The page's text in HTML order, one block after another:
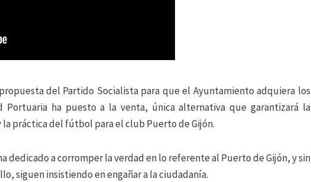
del Partido Socialista para que el Ayuntamiento adquiera los
ha puesto a la venta, única alternativa que garantizará la
práctica del fútbol para el club Puerto de Gijón.
dedicado a corromper la verdad en lo referente al Puerto de Gijón, y sin
siguen insistiendo en engañar a la ciudadanía.